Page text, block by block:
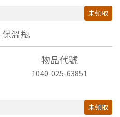
未領取
保溫瓶
物品代號
1040-025-63851
未領取